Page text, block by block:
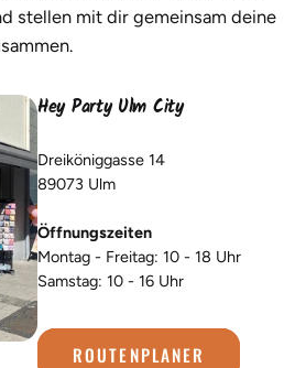
stellen mit dir gemeinsam deine
Hey Party Ulm City
Dreiköniggasse 14
89073 Ulm
Öffnungszeiten
Montag - Freitag: 10 - 18 Uhr
Samstag: 10 - 16 Uhr
ROUTENPLANER